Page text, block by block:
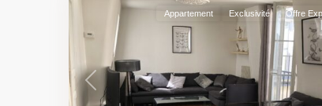
Previous
Appartement Exclusivité Offre